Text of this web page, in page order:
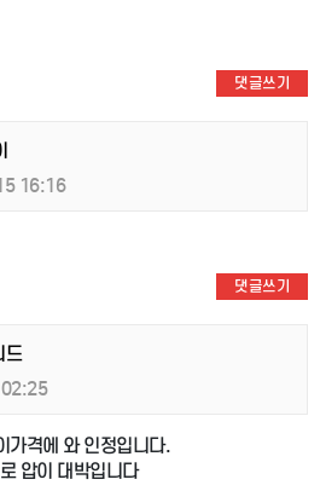
댓글쓰기
16:16
댓글쓰기
드
가격에 와 인정입니다.
압이 대박입니다